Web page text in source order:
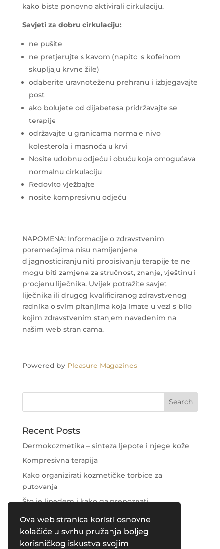
Ova web stranica koristi osnovne
kolačiće u svrhu pružanja boljeg
korisničkog iskustva svojim
kako biste ponovno aktivirali cirkulaciju.
Savjeti za dobru cirkulaciju:
ne pušite
ne pretjerujte s kavom (napitci s kofeinom
skupljaju krvne žile)
odaberite uravnoteženu prehranu i izbjegavajte
post
ako bolujete od dijabetesa pridržavajte se
terapije
održavajte u granicama normale nivo
kolesterola i masnoća u krvi
Nosite udobnu odjeću i obuću koja omogućava
normalnu cirkulaciju
Redovito vježbajte
nosite kompresivnu odjeću
NAPOMENA: Informacije o zdravstvenim
poremećajima nisu namijenjene
dijagnosticiranju niti propisivanju terapije te ne
mogu biti zamjena za stručnost, znanje, vještinu i
procjenu liječnika. Uvijek potražite savjet
liječnika ili drugog kvalificiranog zdravstvenog
radnika o svim pitanjima koja imate u vezi s bilo
kojim zdravstvenim stanjem navedenim na
našim web stranicama.
Powered by Pleasure Magazines
Recent Posts
Dermokozmetika – sinteza ljepote i njege kože
Kompresivna terapija
Kako organizirati kozmetičke torbice za
putovanja
Što je lipedem i kako ga prepoznati
Njega područja oko očiju
Recent Comments